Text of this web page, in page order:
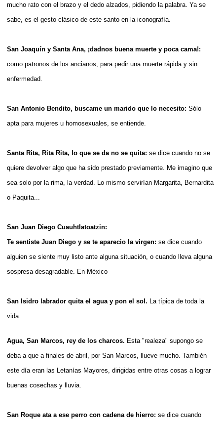
mucho rato con el brazo y el dedo alzados, pidiendo la palabra. Ya se
sabe, es el gesto clásico de este santo en la iconografía.
San Joaquín y Santa Ana, ¡dadnos buena muerte y poca cama!:
como patronos de los ancianos, para pedir una muerte rápida y sin
enfermedad.
San Antonio Bendito, buscame un marido que lo necesito: Sólo
apta para mujeres u homosexuales, se entiende.
Santa Rita, Rita Rita, lo que se da no se quita: se dice cuando no se
quiere devolver algo que ha sido prestado previamente. Me imagino que
sea solo por la rima, la verdad. Lo mismo servirían Margarita, Bernardita
o Paquita...
San Juan Diego Cuauhtlatoatzin:
Te sentiste Juan Diego y se te aparecio la virgen: se dice cuando
alguien se siente muy listo ante alguna situación, o cuando lleva alguna
sospresa desagradable. En México
San Isidro labrador quita el agua y pon el sol. La típica de toda la
vida.
Agua, San Marcos, rey de los charcos. Esta "realeza" supongo se
deba a que a finales de abril, por San Marcos, llueve mucho. También
este día eran las Letanías Mayores, dirigidas entre otras cosas a lograr
buenas cosechas y lluvia.
San Roque ata a ese perro con cadena de hierro: se dice cuando